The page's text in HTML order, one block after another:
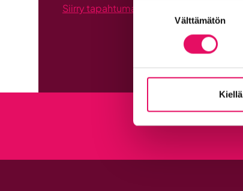
Suostumuksen
Välttämätön
Kiellä
Siirry tapahtumat-sivulle